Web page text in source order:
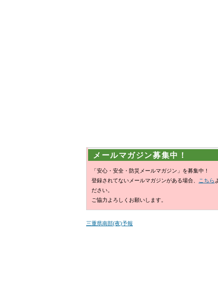
メールマガジン募集中！
「安心・安全・防災メールマガジン」を募集中！
登録されてないメールマガジンがある場合、
こちら
ださい。
ご協力よろしくお願いします。
三重県南部(夜)予報